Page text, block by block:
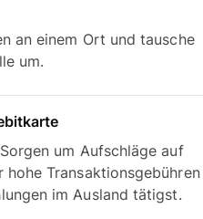
an einem Ort und tausche
um.
um Aufschläge auf
hohe Transaktionsgebühren
im Ausland tätigst.